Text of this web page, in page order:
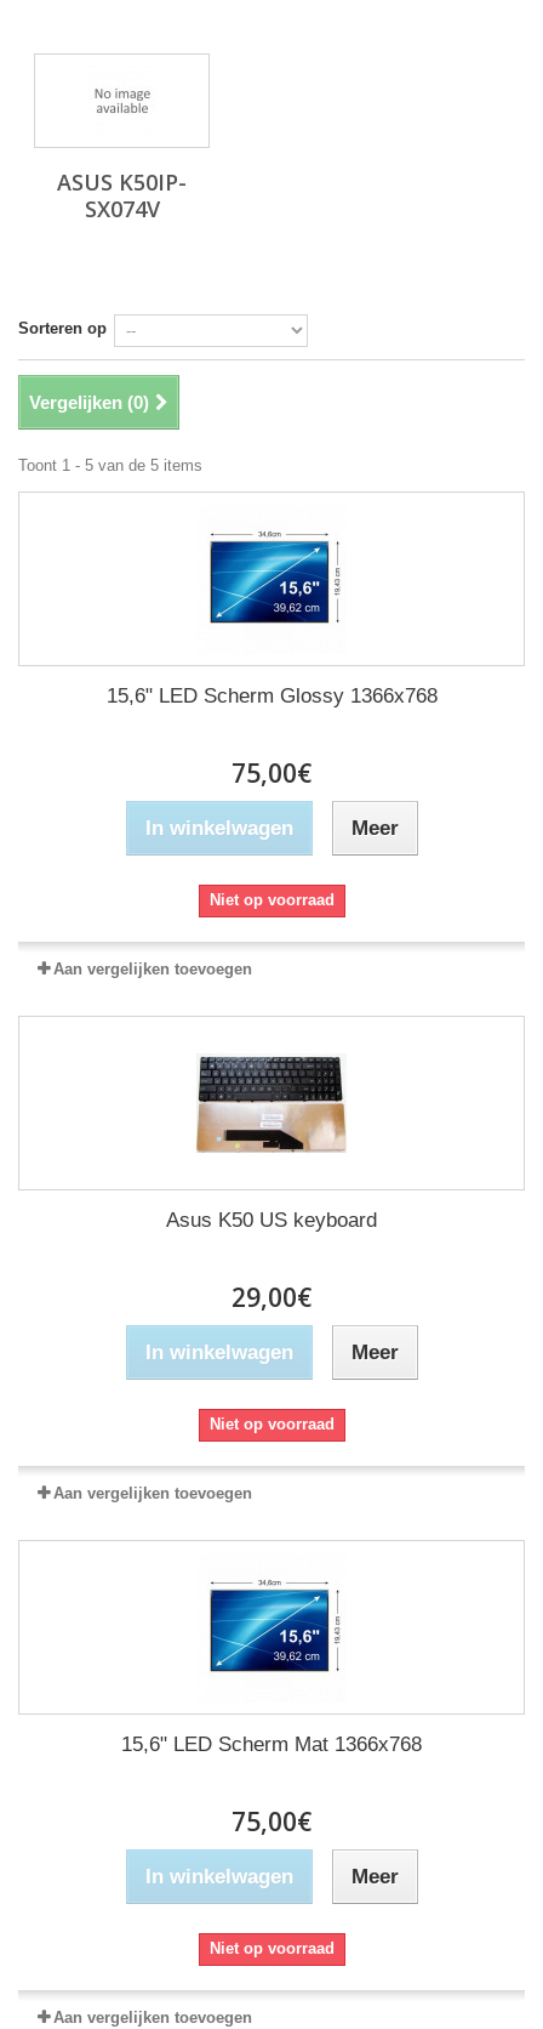
ASUS K50IP-
SX074V
Sorteren op
Vergelijken (0)
Toont 1 - 5 van de 5 items
15,6" LED Scherm Glossy 1366x768
75,00€
In winkelwagen Meer
Niet op voorraad
Aan vergelijken toevoegen
Asus K50 US keyboard
29,00€
In winkelwagen Meer
Niet op voorraad
Aan vergelijken toevoegen
15,6" LED Scherm Mat 1366x768
75,00€
In winkelwagen Meer
Niet op voorraad
Aan vergelijken toevoegen